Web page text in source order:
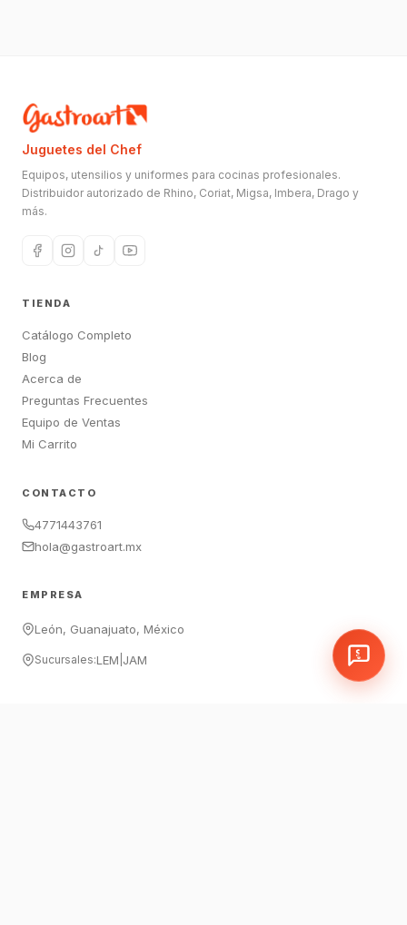
Juguetes del Chef
Equipos, utensilios y uniformes para cocinas profesionales.
Distribuidor autorizado de Rhino, Coriat, Migsa, Imbera, Drago y
más.
TIENDA
Catálogo Completo
Blog
Acerca de
Preguntas Frecuentes
Equipo de Ventas
Mi Carrito
CONTACTO
4771443761
hola@gastroart.mx
EMPRESA
León, Guanajuato, México
Sucursales:LEM JAM